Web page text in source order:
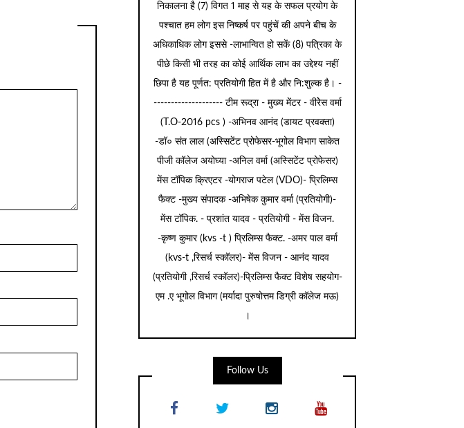
निकालना है (7) विगत 1 माह से यह के सफल प्रयोग के
पश्चात हम लोग इस निष्कर्ष पर पहुंचें की अपने बीच के
अधिकाधिक लोग इससे -लाभान्वित हो सकें (8) पत्रिका के
पीछे किसी भी तरह का कोई आर्थिक लाभ का उद्देश्य नहीं
छिपा है यह पूर्णत: प्रतियोगी हित में है और नि:शुल्क है। -
-------------------- टीम रूद्रा - मुख्य मेंटर - वीरेेस वर्मा
(T.O-2016 pcs ) -अभिनव आनंद (डायट प्रवक्ता)
-डॉ० संत लाल (अस्सिटेंट प्रोफेसर-भूगोल विभाग साकेत
पीजी कॉलेज अयोघ्या -अनिल वर्मा (अस्सिटेंट प्रोफेसर)
मेंस टॉपिक क्रिएटर -योगराज पटेल (VDO)- प्रिलिम्स
फैक्ट -मुख्य संपादक -अभिषेक कुमार वर्मा (प्रतियोगी)-
मेंस टॉपिक. - प्रशांत यादव - प्रतियोगी - मेंस विजन.
-कृष्ण कुमार (kvs -t ) प्रिलिम्स फैक्ट. -अमर पाल वर्मा
(kvs-t ,रिसर्च स्कॉलर)- मेंस विजन - आनंद यादव
(प्रतियोगी ,रिसर्च स्कॉलर)-प्रिलिम्स फैक्ट विशेष सहयोग-
एम .ए भूगोल विभाग (मर्यादा पुरुषोत्तम डिग्री कॉलेज मऊ)
।
Follow Us